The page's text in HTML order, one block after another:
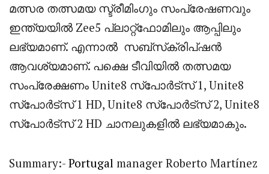
മത്സര തത്സമയ സ്ട്രീമിംഗും സംപ്രേഷണവും
ഇന്ത്യയിൽ Zee5 പ്ലാറ്റ്‌ഫോമിലും ആപ്പിലും
ലഭ്യമാണ്. എന്നാൽ സബ്‌സ്‌ക്രിപ്‌ഷൻ
ആവശ്യമാണ്. പക്ഷെ ടീവിയിൽ തത്സമയ
സംപ്രേക്ഷണം Unite8 സ്‌പോർട്‌സ് 1, Unite8
സ്‌പോർട്‌സ് 1 HD, Unite8 സ്‌പോർട്‌സ് 2, Unite8
സ്‌പോർട്‌സ് 2 HD ചാനലുകളിൽ ലഭ്യമാകും.
Summary:- Portugal manager Roberto Martínez